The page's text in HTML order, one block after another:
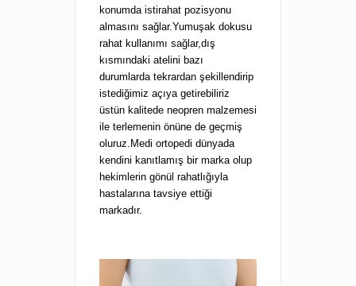
konumda istirahat pozisyonu
almasını sağlar.Yumuşak dokusu
rahat kullanımı sağlar,dış
kısmındaki atelini bazı
durumlarda tekrardan şekillendirip
istediğimiz açıya getirebiliriz
üstün kalitede neopren malzemesi
ile terlemenin önüne de geçmiş
oluruz.Medi ortopedi dünyada
kendini kanıtlamış bir marka olup
hekimlerin gönül rahatlığıyla
hastalarına tavsiye ettiği
markadır.